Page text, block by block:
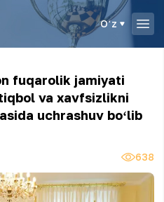
Oʻz
fuqarolik jamiyati
va xavfsizlikni
uchrashuv boʻlib
638